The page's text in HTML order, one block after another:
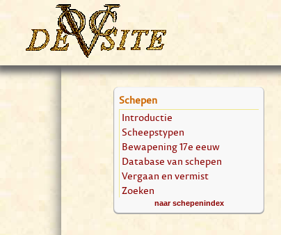
Schepen
Introductie
Scheepstypen
Bewapening 17e eeuw
Database van schepen
Vergaan en vermist
Zoeken
naar schepenindex